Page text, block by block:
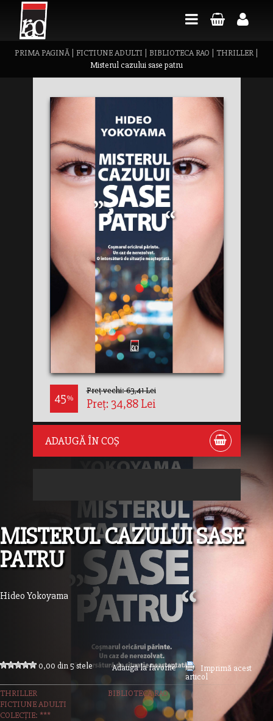
PRIMA PAGINĂ| FICTIUNE ADULTI BIBLIOTECA RAO THRILLER
Misterul cazului sase patru
45%
Preț vechi: 63,41 Lei
Preț: 34,88 Lei
ADAUGĂ ÎN COȘ
MISTERUL CAZULUI SASE
PATRU
Hideo Yokoyama
0,00 din 5 stele Adaugă la favorite
Imprimă acest
articol
THRILLER
BIBLIOTECA RAO
FICTIUNE ADULTI
COLECȚIE: ***